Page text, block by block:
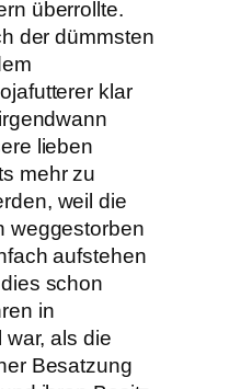
überrollte.
der dümmsten
klar
lieben
mehr zu
weil die
weggestorben
aufstehen
schon
in
als die
Besatzung